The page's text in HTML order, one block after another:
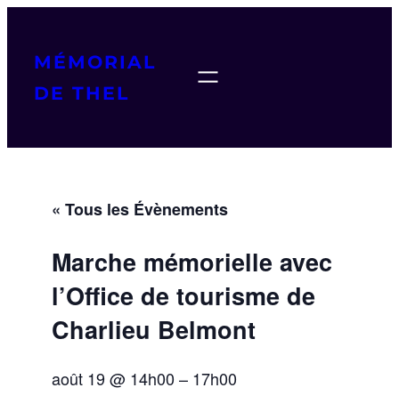
MÉMORIAL
DE THEL
« Tous les Évènements
Marche mémorielle avec
l’Office de tourisme de
Charlieu Belmont
août 19 @ 14h00 – 17h00